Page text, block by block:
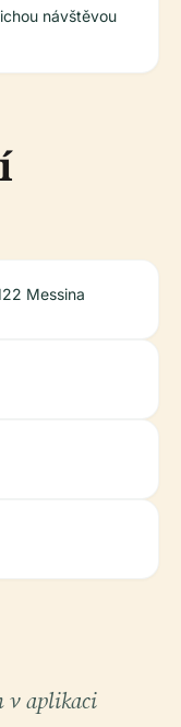
návštěvou
Messina
v aplikaci